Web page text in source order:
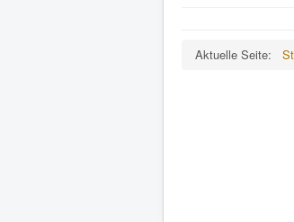
Aktuelle Seite: